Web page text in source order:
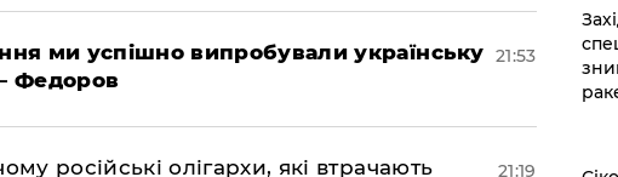
ми успішно випробували українську
Федоров
21:53
російські олігархи, які втрачають
21:19